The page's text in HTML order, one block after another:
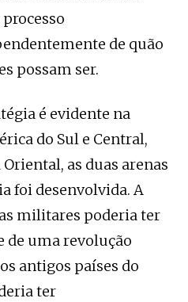
de quão
possam ser.
é evidente na
do Sul e Central,
as duas arenas
foi desenvolvida. A
militares poderia ter
de uma revolução
antigos países do
ter